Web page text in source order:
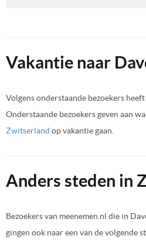
Vakantie naar
Volgens onderstaande bezoekers
Onderstaande bezoekers geven aan
Zwitserland op vakantie gaan.
Anders steden in
Bezoekers van meenemen.nl die in
gingen ook naar een van de volgende